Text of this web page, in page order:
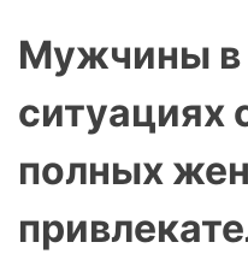
Мужчины в
ситуациях
полных